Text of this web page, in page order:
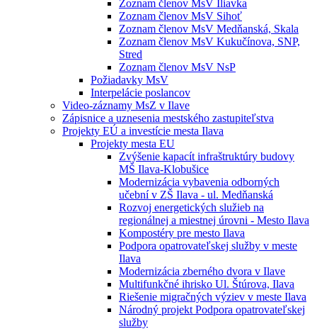
Zoznam členov MsV Iliavka
Zoznam členov MsV Sihoť
Zoznam členov MsV Medňanská, Skala
Zoznam členov MsV Kukučínova, SNP,
Stred
Zoznam členov MsV NsP
Požiadavky MsV
Interpelácie poslancov
Video-záznamy MsZ v Ilave
Zápisnice a uznesenia mestského zastupiteľstva
Projekty EÚ a investície mesta Ilava
Projekty mesta EU
Zvýšenie kapacít infraštruktúry budovy
MŠ Ilava-Klobušice
Modernizácia vybavenia odborných
učební v ZŠ Ilava - ul. Medňanská
Rozvoj energetických služieb na
regionálnej a miestnej úrovni - Mesto Ilava
Kompostéry pre mesto Ilava
Podpora opatrovateľskej služby v meste
Ilava
Modernizácia zberného dvora v Ilave
Multifunkčné ihrisko Ul. Štúrova, Ilava
Riešenie migračných výziev v meste Ilava
Národný projekt Podpora opatrovateľskej
služby